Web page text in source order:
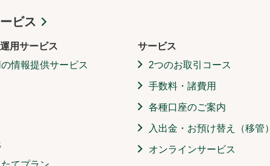
ビス
用サービス
情報提供サービス
サービス
2つのお取引コース
手数料・諸費用
各種口座のご案内
入出金・お預け替え（移管）
オンラインサービス